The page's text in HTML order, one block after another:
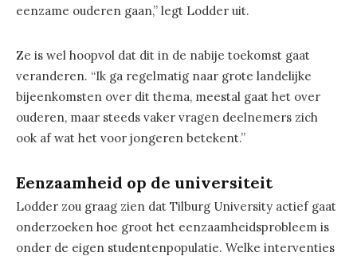
eenzame ouderen gaan,” legt Lodder uit.
Ze is wel hoopvol dat dit in de nabije toekomst gaat
veranderen. “Ik ga regelmatig naar grote landelijke
bijeenkomsten over dit thema, meestal gaat het over
ouderen, maar steeds vaker vragen deelnemers zich
ook af wat het voor jongeren betekent.”
Eenzaamheid op de universiteit
Lodder zou graag zien dat Tilburg University actief gaat
onderzoeken hoe groot het eenzaamheidsprobleem is
onder de eigen studentenpopulatie. Welke interventies